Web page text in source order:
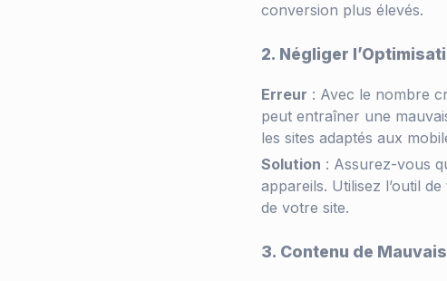
conversion plus élevés.
2. Négliger
Erreur : Avec le nombre
peut entraîner une
les sites adaptés aux
Solution : Assurez-vous
appareils. Utilisez l’outil
de votre site.
3. Contenu de